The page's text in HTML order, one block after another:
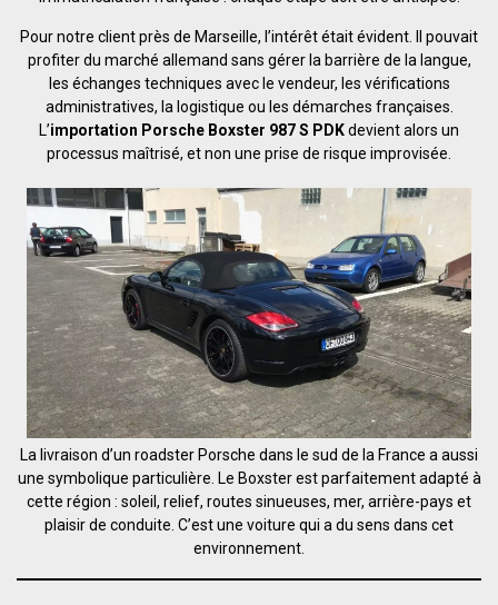
Pour notre client près de Marseille, l’intérêt était évident. Il pouvait
profiter du marché allemand sans gérer la barrière de la langue,
les échanges techniques avec le vendeur, les vérifications
administratives, la logistique ou les démarches françaises.
L’importation Porsche Boxster 987 S PDKdevient alors un
processus maîtrisé, et non une prise de risque improvisée.
La livraison d’un roadster Porsche dans le sud de la France a aussi
une symbolique particulière. Le Boxster est parfaitement adapté à
cette région : soleil, relief, routes sinueuses, mer, arrière-pays et
plaisir de conduite. C’est une voiture qui a du sens dans cet
environnement.